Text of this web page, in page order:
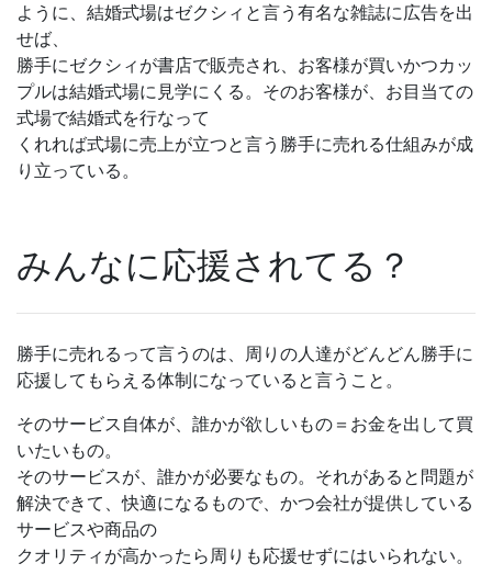
ように、結婚式場はゼクシィと言う有名な雑誌に広告を出
せば、
勝手にゼクシィが書店で販売され、お客様が買いかつカッ
プルは結婚式場に見学にくる。そのお客様が、お目当ての
式場で結婚式を行なって
くれれば式場に売上が立つと言う勝手に売れる仕組みが成
り立っている。
みんなに応援されてる？
勝手に売れるって言うのは、周りの人達がどんどん勝手に
応援してもらえる体制になっていると言うこと。
そのサービス自体が、誰かが欲しいもの＝お金を出して買
いたいもの。
そのサービスが、誰かが必要なもの。それがあると問題が
解決できて、快適になるもので、かつ会社が提供している
サービスや商品の
クオリティが高かったら周りも応援せずにはいられない。